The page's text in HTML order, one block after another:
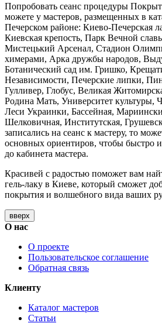
Попробовать сеанс процедуры
можете у мастеров, размещенных в
Печерском районе: Киево-Печерская
Киевская крепость, Парк Вечной
Мистецький Арсенал, Стадион
химерами, Арка дружбы народов,
Ботанический сад им. Гришко,
Независимости, Печерские липки,
Гулливер, Глобус, Великая
Родина Мать, Университет культуры,
Леси Украинки, Бассейная,
Шелковичная, Институтская,
записались на сеанс к мастеру, то
основных ориентиров, чтобы быстро
до кабинета мастера.
Красивей с радостью поможет вам
гель-лаку в Киеве, который сможет
покрытия и волшебного вида ваших
вверх
О нас
О проекте
Пользовательское соглашение
Обратная связь
Клиенту
Каталог мастеров
Статьи